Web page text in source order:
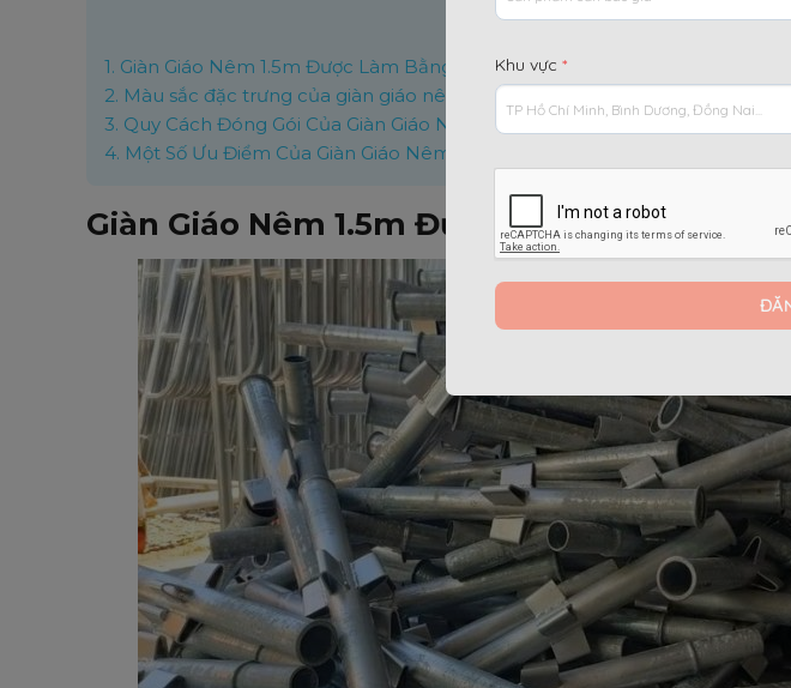
Nội dung chính [Ẩn]
1. Giàn Giáo Nêm 1.5m Được Làm Bằng Chất Liệu Gì?
2. Màu sắc đặc trưng của giàn giáo nêm
3. Quy Cách Đóng Gói Của Giàn Giáo Nêm 1.5m
4. Một Số Ưu Điểm Của Giàn Giáo Nêm 1.5m
Giàn Giáo Nêm 1.5m Được Làm Bằng Chất
Khu vực *